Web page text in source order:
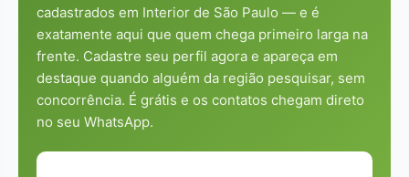
cadastrados em Interior de São Paulo — e é
exatamente aqui que quem chega primeiro larga na
frente. Cadastre seu perfil agora e apareça em
destaque quando alguém da região pesquisar, sem
concorrência. É grátis e os contatos chegam direto
no seu WhatsApp.